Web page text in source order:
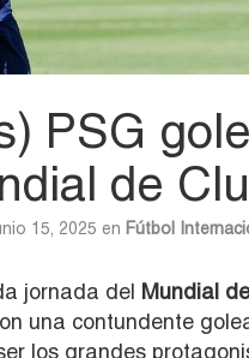
PSG
de
15, 2025 en Fútbol
jornada del Mundial
una contundente
los grandes